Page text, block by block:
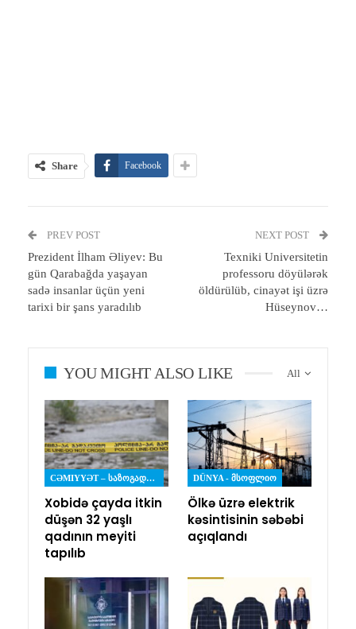
Share Facebook
PREV POST
Prezident İlham Əliyev: Bu
gün Qarabağda yaşayan
sadə insanlar üçün yeni
tarixi bir şans yaradılıb
NEXT POST
Texniki Universitetin
professoru döyülərək
öldürülüb, cinayət işi üzrə
Hüseynov…
All
YOU MIGHT ALSO LIKE
CƏMIYYƏT – ᲡᲐᲖᲝᲒᲐᲓᲝᲔᲑᲐ
Xobidə çayda itkin
düşən 32 yaşlı
qadının meyiti
tapılıb
DÜNYA - ᲛᲡᲝᲤᲚᲘᲝ
Ölkə üzrə elektrik
kəsintisinin səbəbi
açıqlandı